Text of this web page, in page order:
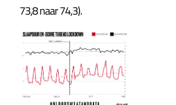
73,8 naar 74,3).